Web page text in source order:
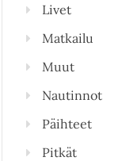
Livet
Matkailu
Muut
Nautinnot
Päihteet
Pitkät